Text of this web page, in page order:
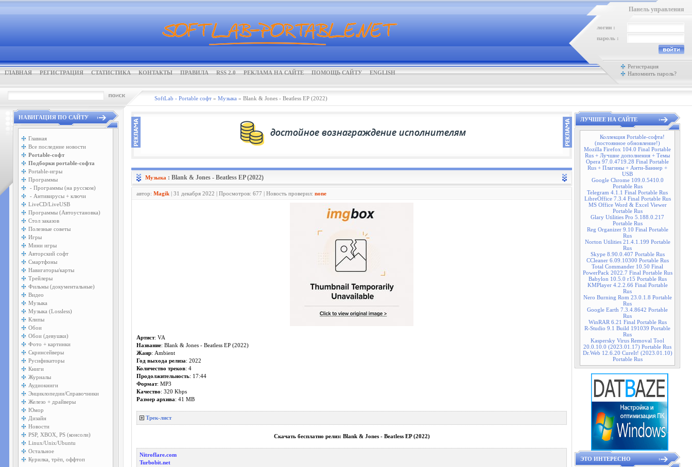
ГЛАВНАЯ РЕГИСТРАЦИЯ СТАТИСТИКА КОНТАКТЫ ПРАВИЛА RSS 2.0 РЕКЛАМА НА САЙТЕ ПОМОЩЬ САЙТУ ENGLISH
Панель управления
логин :
пароль :
Регистрация
Напомнить пароль?
SoftLab - Portable софт » Музыка » Blank & Jones - Beatless EP (2022)
НАВИГАЦИЯ ПО САЙТУ
Главная
Все последние новости
Portable-софт
Подборки portable-софта
Portable-игры
Программы
- Программы (на русском)
- Антивирусы + ключи
LiveCD/LiveUSB
Программы (Автоустановка)
Стол заказов
Полезные советы
Игры
Мини игры
Авторский софт
Смартфоны
Навигаторы/карты
Трейлеры
Фильмы (документальные)
Видео
Музыка
Музыка (Lossless)
Клипы
Обои
Обои (девушки)
Фото + картинки
Скринсейверы
Русификаторы
Книги
Журналы
Аудиокниги
Энциклопедии/Справочники
Железо + драйверы
Юмор
Дизайн
Новости
PSP, XBOX, PS (консоли)
Linux/Unix/Ubuntu
Остальное
Курилка, трёп, оффтоп
Музыка : Blank & Jones - Beatless EP (2022)
автор: Magik | 31 декабря 2022 | Просмотров: 677 | Новость проверил: none
Артист: VA
Название: Blank & Jones - Beatless EP (2022)
Жанр: Ambient
Год выхода релиза: 2022
Количество треков: 4
Продолжительность: 17:44
Формат: MP3
Качество: 320 Kbps
Размер архива: 41 MB
Трек-лист
Cкачать бесплатно релиз: Blank & Jones - Beatless EP (2022)
Nitroflare.com
Turbobit.net
ЛУЧШЕЕ НА САЙТЕ
Коллекция Portable-софта!
(постоянное обновление!)
Mozilla Firefox 104.0 Final Portable
Rus + Лучшие дополнения + Темы
Opera 97.0.4719.28 Final Portable
Rus + Плагины + Анти-Баннер +
USB
Google Chrome 109.0.5410.0
Portable Rus
Telegram 4.1.1 Final Portable Rus
LibreOffice 7.3.4 Final Portable Rus
MS Office Word & Excel Viewer
Portable Rus
Glary Utilities Pro 5.188.0.217
Portable Rus
Reg Organizer 9.10 Final Portable
Rus
Norton Utilities 21.4.1.199 Portable
Rus
Skype 8.90.0.407 Portable Rus
CCleaner 6.09.10300 Portable Rus
Total Commander 10.50 Final
PowerPack 2022.7 Final Portable Rus
Babylon 10.5.0 r15 Portable Rus
KMPlayer 4.2.2.66 Final Portable
Rus
Nero Burning Rom 23.0.1.8 Portable
Rus
Google Earth 7.3.4.8642 Portable
Rus
WinRAR 6.21 Final Portable Rus
R-Studio 9.1 Build 191039 Portable
Rus
Kaspersky Virus Removal Tool
20.0.10.0 (2023.01.17) Portable Rus
Dr.Web 12.6.20 CureIt! (2023.01.10)
Portable Rus
ЭТО ИНТЕРЕСНО